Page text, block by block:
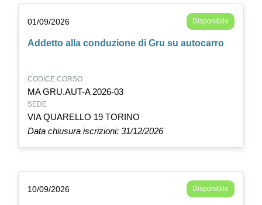
01/09/2026 Disponibile
Addetto alla conduzione di Gru su autocarro
CODICE CORSO
MA GRU.AUT-A 2026-03
SEDE
VIA QUARELLO 19 TORINO
Data chiusura iscrizioni: 31/12/2026
10/09/2026 Disponibile